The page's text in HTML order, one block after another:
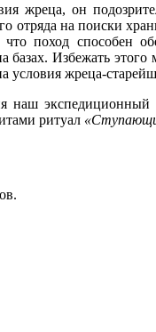
жреца, он
отряда на поиски
что поход способен
базах. Избежать
условия жреца-
наш экспедиционный
ритуал